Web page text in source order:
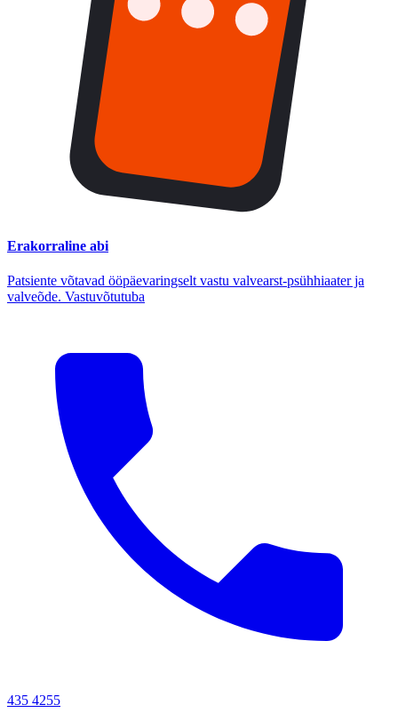
Erakorraline abi
Patsiente võtavad ööpäevaringselt vastu valvearst-psühhiaater ja
valveõde. Vastuvõtutuba
435 4255